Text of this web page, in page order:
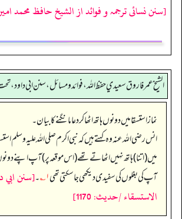
[سنن نسائی ترجمہ و فوائد از الشیخ حافظ محمد
الشيخ عمر فاروق سعيدي حفظ الله، فوائد و مسائل، سنن ابي داود ، تحت
نماز استسقا میں دونوں ہاتھ اٹھا کر دعا مانگنے کا بیان۔
انس رضی اللہ عنہ وہ کہتے ہیں کہ نبی اکرم صلی اللہ علیہ وسلم
میں (اتنا) ہاتھ نہیں اٹھاتے تھے (اس موقعہ پر) آپ اپنے
آپ کی بغلوں کی سفیدی دیکھی جا سکتی تھی۱؎ ۔[سنن ابي
الاستسقاء /حدیث: 1170]